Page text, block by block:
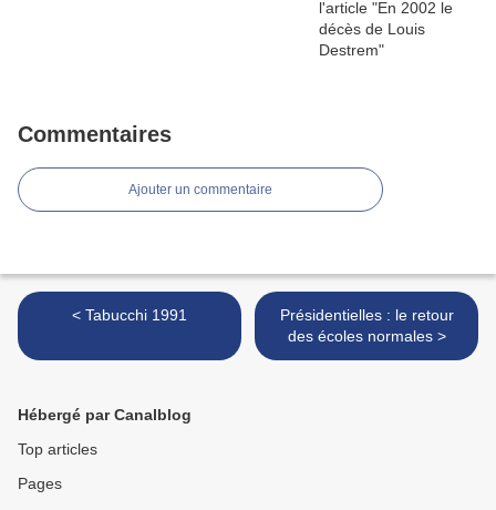
Commentaires
Ajouter un commentaire
< Tabucchi 1991
Présidentielles : le retour
des écoles normales >
Hébergé par Canalblog
Top articles
Pages